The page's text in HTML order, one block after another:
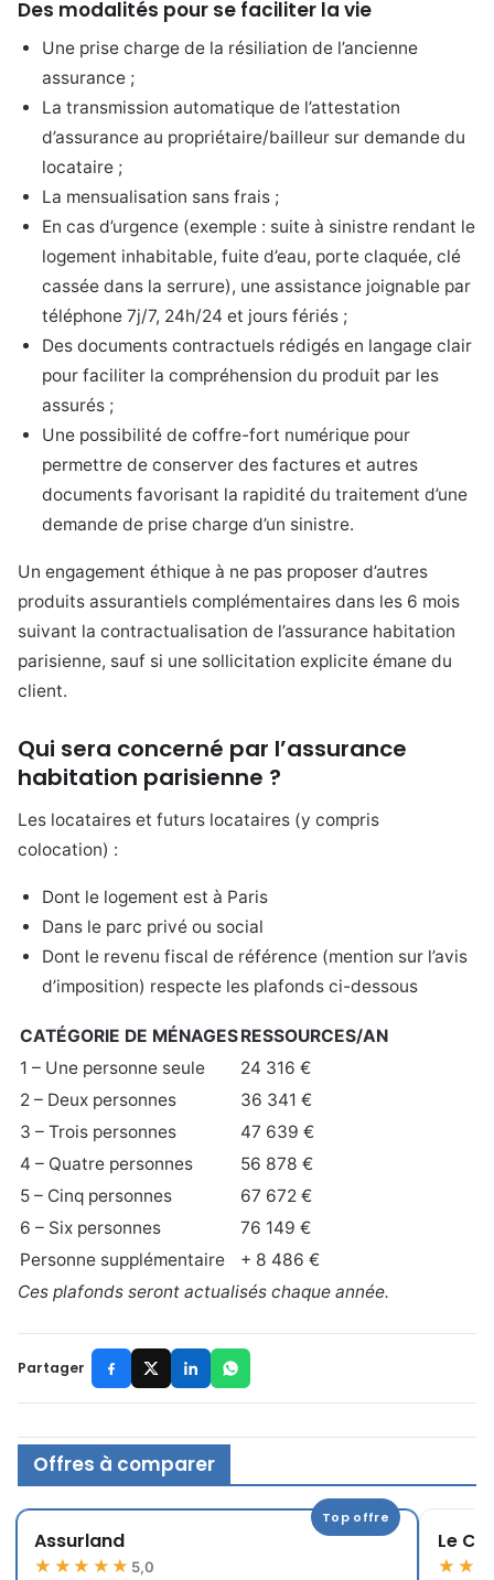
Des modalités pour se faciliter la vie
Une prise charge de la résiliation de l’ancienne
assurance ;
La transmission automatique de l’attestation
d’assurance au propriétaire/bailleur sur demande du
locataire ;
La mensualisation sans frais ;
En cas d’urgence (exemple : suite à sinistre rendant le
logement inhabitable, fuite d’eau, porte claquée, clé
cassée dans la serrure), une assistance joignable par
téléphone 7j/7, 24h/24 et jours fériés ;
Des documents contractuels rédigés en langage clair
pour faciliter la compréhension du produit par les
assurés ;
Une possibilité de coffre-fort numérique pour
permettre de conserver des factures et autres
documents favorisant la rapidité du traitement d’une
demande de prise charge d’un sinistre.
Un engagement éthique à ne pas proposer d’autres
produits assurantiels complémentaires dans les 6 mois
suivant la contractualisation de l’assurance habitation
parisienne, sauf si une sollicitation explicite émane du
client.
Qui sera concerné par l’assurance
habitation parisienne ?
Les locataires et futurs locataires (y compris
colocation) :
Dont le logement est à Paris
Dans le parc privé ou social
Dont le revenu fiscal de référence (mention sur l’avis
d’imposition) respecte les plafonds ci-dessous
CATÉGORIE DE MÉNAGESRESSOURCES/AN
1 – Une personne seule
24 316 €
2 – Deux personnes
36 341 €
3 – Trois personnes
47 639 €
4 – Quatre personnes
56 878 €
5 – Cinq personnes
67 672 €
6 – Six personnes
76 149 €
Personne supplémentaire
+ 8 486 €
Ces plafonds seront actualisés chaque année.
Partager
Offres à comparer
Top offre
Assurland
★★★★★ 5,0
Le